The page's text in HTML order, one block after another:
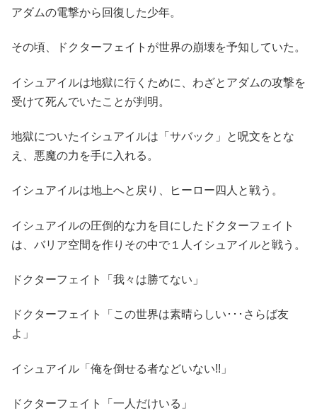
アダムの電撃から回復した少年。
その頃、ドクターフェイトが世界の崩壊を予知していた。
イシュアイルは地獄に行くために、わざとアダムの攻撃を
受けて死んでいたことが判明。
地獄についたイシュアイルは「サバック」と呪文をとな
え、悪魔の力を手に入れる。
イシュアイルは地上へと戻り、ヒーロー四人と戦う。
イシュアイルの圧倒的な力を目にしたドクターフェイト
は、バリア空間を作りその中で１人イシュアイルと戦う。
ドクターフェイト「我々は勝てない」
ドクターフェイト「この世界は素晴らしい･･･さらば友
よ」
イシュアイル「俺を倒せる者などいない!!」
ドクターフェイト「一人だけいる」